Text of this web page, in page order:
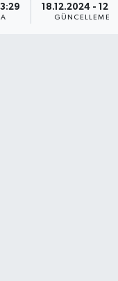
18.12.2024 -
GÜNCELLEME